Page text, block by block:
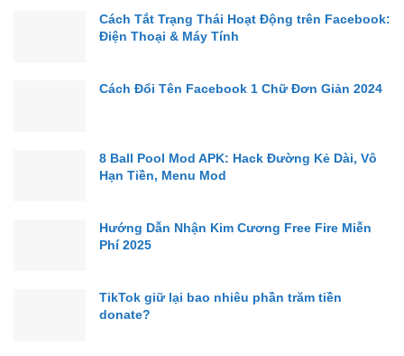
Cách Tắt Trạng Thái Hoạt Động trên Facebook:
Điện Thoại & Máy Tính
Cách Đổi Tên Facebook 1 Chữ Đơn Giản 2024
8 Ball Pool Mod APK: Hack Đường Kẻ Dài, Vô
Hạn Tiền, Menu Mod
Hướng Dẫn Nhận Kim Cương Free Fire Miễn
Phí 2025
TikTok giữ lại bao nhiêu phần trăm tiền
donate?